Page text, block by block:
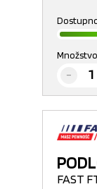
Množstvo
FAST